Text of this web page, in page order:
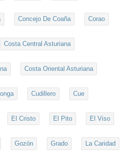
Concejo De Coaña Corao
Costa Central Asturiana
Costa Oriental Asturiana
Cudillero Cue
El Cristo El Pito El Viso
Gozón Grado La Caridad